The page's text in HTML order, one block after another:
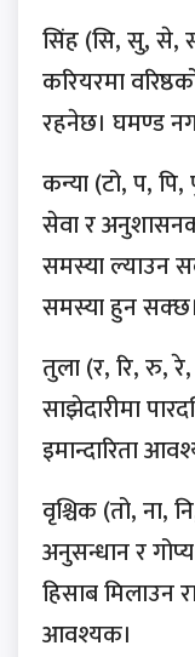
सिंह (सि, सु, से,
करियरमा
रहनेछ। घमण्ड
कन्या (टो, प,
सेवा र
समस्या ल्याउन
समस्या हुन सक्छ।
तुला (र, रि, रु,
साझेदारीमा
इमान्दारिता
वृश्चिक (तो, ना,
अनुसन्धान र
हिसाब मिलाउन
आवश्यक।